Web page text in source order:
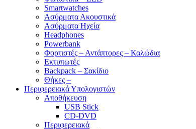
Smartwatches
Ασύρματα Ακουστικά
Ασύρματα Ηχεία
Headphones
Powerbank
Φορτιστές – Αντάπτορες – Καλώδια
Εκτυπωτές
Backpack – Σακίδιο
Θήκες –
Περιφερειακά Υπολογιστών
Αποθήκευση
USB Stick
CD-DVD
Περιφερειακά